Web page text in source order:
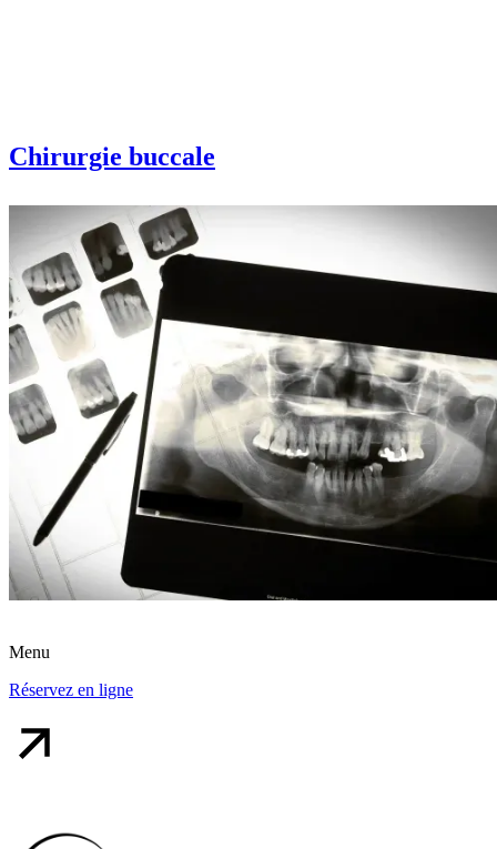
Chirurgie buccale
Menu
Réservez en ligne